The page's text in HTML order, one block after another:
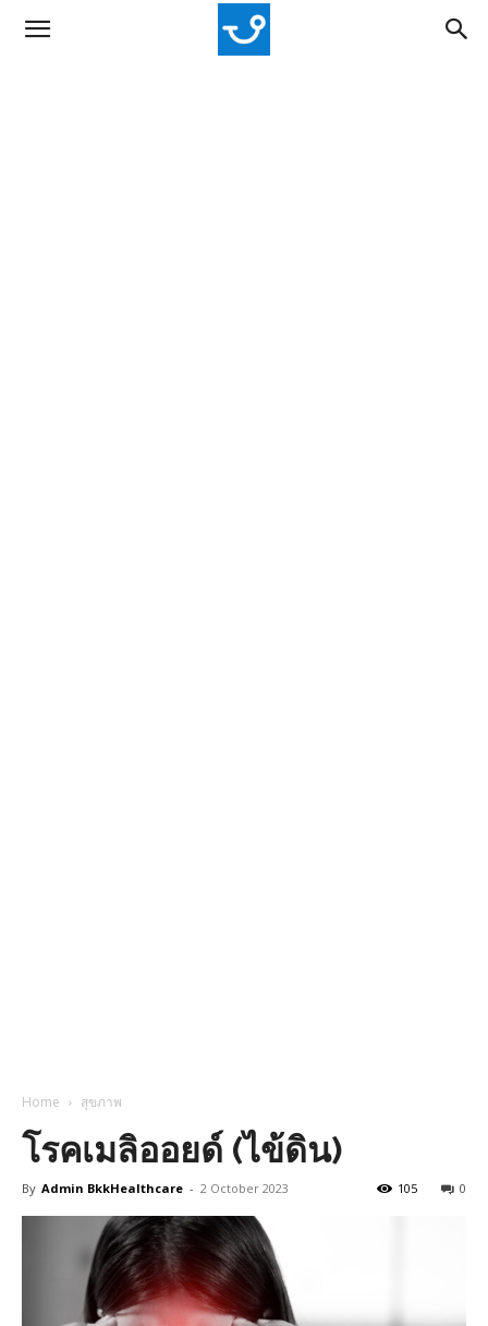
Home สุขภาพ
โรคเมลิออยด์ (ไข้ดิน)
By Admin BkkHealthcare - 2 October 2023 0
105